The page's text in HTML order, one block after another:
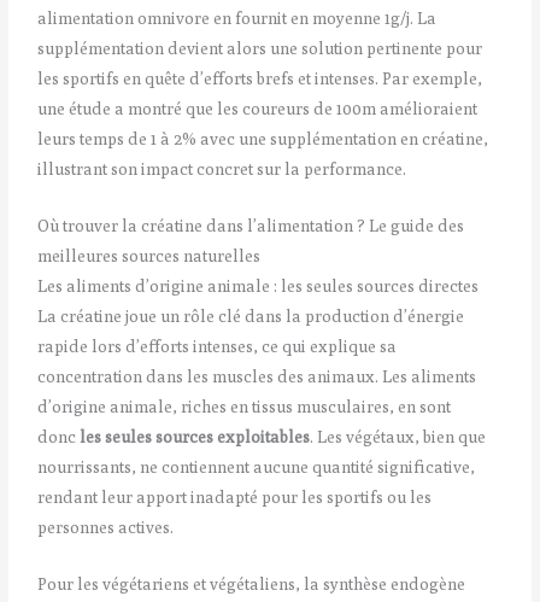
alimentation omnivore en fournit en moyenne 1g/j. La
supplémentation devient alors une solution pertinente pour
les sportifs en quête d’efforts brefs et intenses. Par exemple,
une étude a montré que les coureurs de 100m amélioraient
leurs temps de 1 à 2% avec une supplémentation en créatine,
illustrant son impact concret sur la performance.
Où trouver la créatine dans l’alimentation ? Le guide des
meilleures sources naturelles
Les aliments d’origine animale : les seules sources directes
La créatine joue un rôle clé dans la production d’énergie
rapide lors d’efforts intenses, ce qui explique sa
concentration dans les muscles des animaux. Les aliments
d’origine animale, riches en tissus musculaires, en sont
donc les seules sources exploitables. Les végétaux, bien que
nourrissants, ne contiennent aucune quantité significative,
rendant leur apport inadapté pour les sportifs ou les
personnes actives.
Pour les végétariens et végétaliens, la synthèse endogène